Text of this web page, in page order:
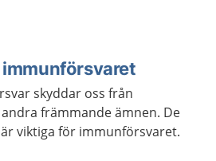
immunförsvaret
skyddar oss från
främmande ämnen. De
viktiga för immunförsvaret.